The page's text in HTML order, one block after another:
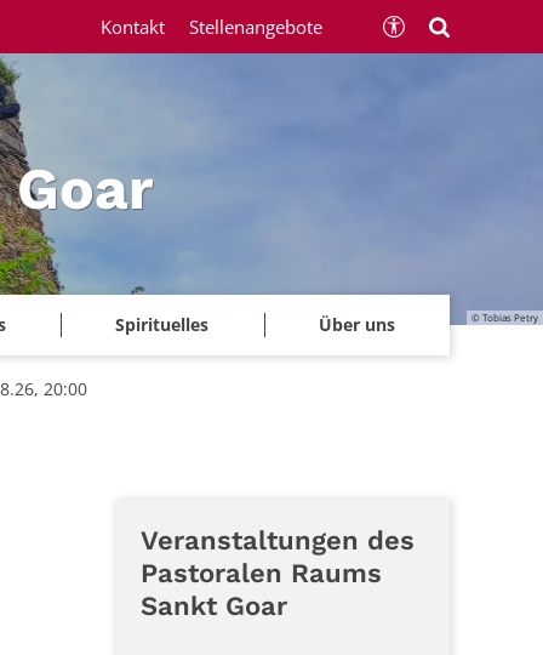
© Tobias Petry
Spirituelles Über uns
Kontakt Stellenangebote
20:00
Veranstaltungen des
Pastoralen Raums
Sankt Goar